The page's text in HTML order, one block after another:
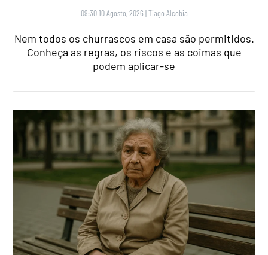
09:30 10 Agosto, 2026 |Tiago Alcobia
Nem todos os churrascos em casa são permitidos.
Conheça as regras, os riscos e as coimas que
podem aplicar-se